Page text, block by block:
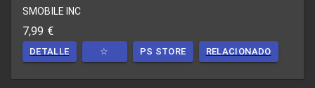
SMOBILE INC
7,99 €
DETALLE ☆ PS STORE RELACIONADO